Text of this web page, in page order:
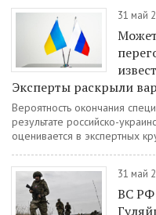
31 май
Эксперты раскрыли
Вероятность окончания
результате российско-
оценивается в экспертных
31 май
ВС РФ